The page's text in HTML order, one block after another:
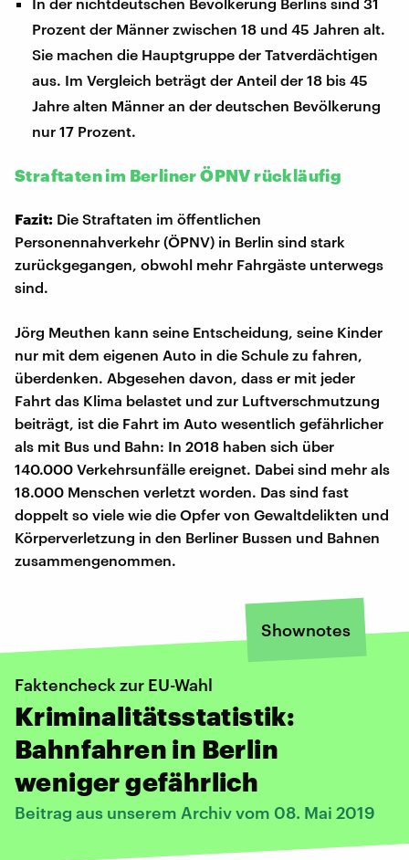
Prozent der Männer zwischen 18 und 45 Jahren alt.
Sie machen die Hauptgruppe der Tatverdächtigen
aus. Im Vergleich beträgt der Anteil der 18 bis 45
Jahre alten Männer an der deutschen Bevölkerung
nur 17 Prozent.
Straftaten im Berliner ÖPNV rückläufig
Fazit: Die Straftaten im öffentlichen
Personennahverkehr (ÖPNV) in Berlin sind stark
zurückgegangen, obwohl mehr Fahrgäste unterwegs
sind.
Jörg Meuthen kann seine Entscheidung, seine Kinder
nur mit dem eigenen Auto in die Schule zu fahren,
überdenken. Abgesehen davon, dass er mit jeder
Fahrt das Klima belastet und zur Luftverschmutzung
beiträgt, ist die Fahrt im Auto wesentlich gefährlicher
als mit Bus und Bahn: In 2018 haben sich über
140.000 Verkehrsunfälle ereignet. Dabei sind mehr als
18.000 Menschen verletzt worden. Das sind fast
doppelt so viele wie die Opfer von Gewaltdelikten und
Körperverletzung in den Berliner Bussen und Bahnen
zusammengenommen.
Shownotes
Faktencheck zur EU-Wahl
Kriminalitätsstatistik:
Bahnfahren in Berlin
weniger gefährlich
Beitrag aus unserem Archiv vom 08. Mai 2019